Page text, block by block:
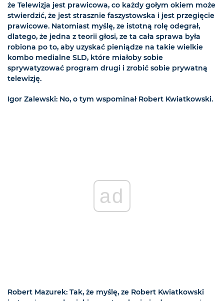
że Telewizja jest prawicowa, co każdy gołym okiem może
stwierdzić, że jest strasznie faszystowska i jest przegięcie
prawicowe. Natomiast myślę, ze istotną rolę odegrał,
dlatego, że jedna z teorii głosi, ze ta cała sprawa była
robiona po to, aby uzyskać pieniądze na takie wielkie
kombo medialne SLD, które miałoby sobie
sprywatyzować program drugi i zrobić sobie prywatną
telewizję.
Igor Zalewski: No, o tym wspominał Robert Kwiatkowski.
ad
Robert Mazurek: Tak, że myślę, ze Robert Kwiatkowski